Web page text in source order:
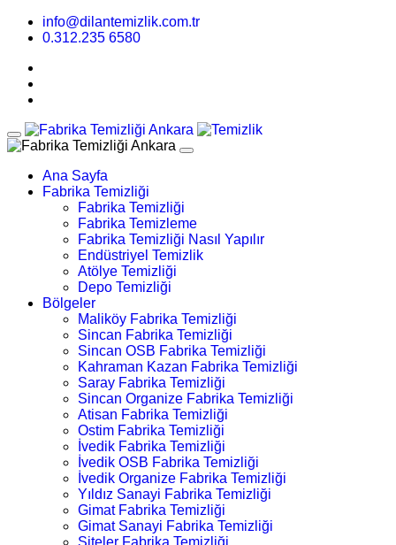
info@dilantemizlik.com.tr
0.312.235 6580
Ana Sayfa
Fabrika Temizliği
Fabrika Temizliği
Fabrika Temizleme
Fabrika Temizliği Nasıl Yapılır
Endüstriyel Temizlik
Atölye Temizliği
Depo Temizliği
Bölgeler
Maliköy Fabrika Temizliği
Sincan Fabrika Temizliği
Sincan OSB Fabrika Temizliği
Kahraman Kazan Fabrika Temizliği
Saray Fabrika Temizliği
Sincan Organize Fabrika Temizliği
Atisan Fabrika Temizliği
Ostim Fabrika Temizliği
İvedik Fabrika Temizliği
İvedik OSB Fabrika Temizliği
İvedik Organize Fabrika Temizliği
Yıldız Sanayi Fabrika Temizliği
Gimat Fabrika Temizliği
Gimat Sanayi Fabrika Temizliği
Siteler Fabrika Temizliği